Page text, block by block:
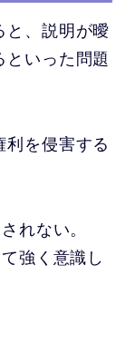
と、説明が曖
といった問題
利を侵害する
れない。
強く意識し